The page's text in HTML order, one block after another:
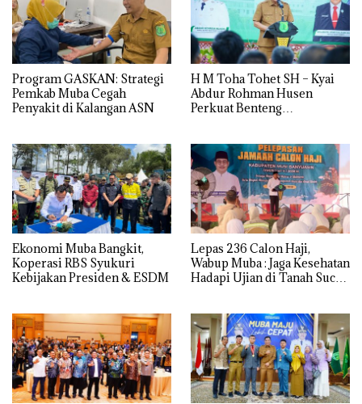
Program GASKAN: Strategi
Pemkab Muba Cegah
Penyakit di Kalangan ASN
H M Toha Tohet SH – Kyai
Abdur Rohman Husen
Perkuat Benteng
Ekonomi Muba Bangkit,
Koperasi RBS Syukuri
Kebijakan Presiden & ESDM
Lepas 236 Calon Haji,
Wabup Muba : Jaga Kesehatan
Hadapi Ujian di Tanah Suci